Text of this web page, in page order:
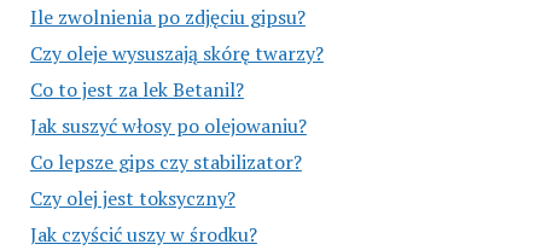
Ile zwolnienia po zdjęciu gipsu?
Czy oleje wysuszają skórę twarzy?
Co to jest za lek Betanil?
Jak suszyć włosy po olejowaniu?
Co lepsze gips czy stabilizator?
Czy olej jest toksyczny?
Jak czyścić uszy w środku?